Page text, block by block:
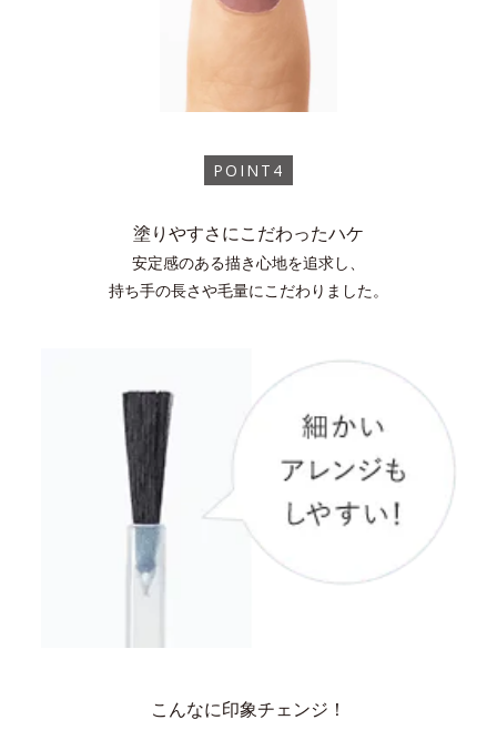
POINT4
塗りやすさにこだわったハケ
安定感のある描き心地を追求し、
持ち手の長さや毛量にこだわりました。
こんなに印象チェンジ！